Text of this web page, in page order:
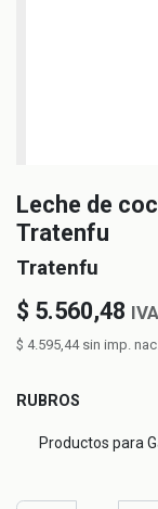
Leche de
Tratenfu
Tratenfu
$ 5.560,48
$ 4.595,44 sin imp.
RUBROS
Productos para